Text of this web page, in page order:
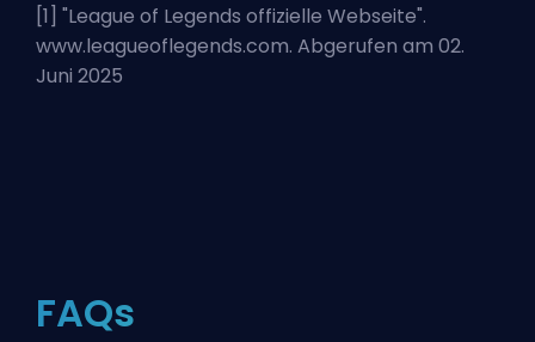
[1] "League of Legends offizielle Webseite".
www.leagueoflegends.com. Abgerufen am 02.
Juni 2025
FAQs